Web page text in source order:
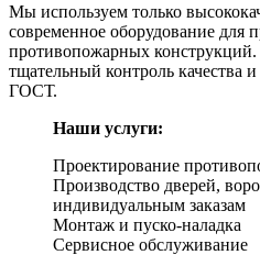
Мы используем только
современное оборудование для
противопожарных
тщательный контроль качества
ГОСТ.
Наши услуги:
Проектирование
Производство дверей,
индивидуальным заказам
Монтаж и пуско-наладка
Сервисное обслуживание